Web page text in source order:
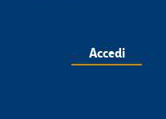
Accedi